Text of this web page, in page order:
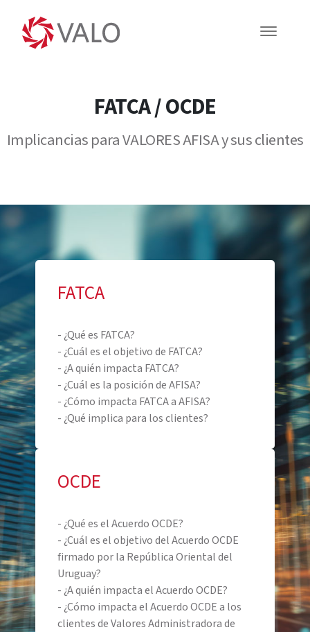
FATCA / OCDE
Implicancias para VALORES AFISA y sus clientes
FATCA
- ¿Qué es FATCA?
- ¿Cuál es el objetivo de FATCA?
- ¿A quién impacta FATCA?
- ¿Cuál es la posición de AFISA?
- ¿Cómo impacta FATCA a AFISA?
- ¿Qué implica para los clientes?
OCDE
- ¿Qué es el Acuerdo OCDE?
- ¿Cuál es el objetivo del Acuerdo OCDE
firmado por la República Oriental del
Uruguay?
- ¿A quién impacta el Acuerdo OCDE?
- ¿Cómo impacta el Acuerdo OCDE a los
clientes de Valores Administradora de